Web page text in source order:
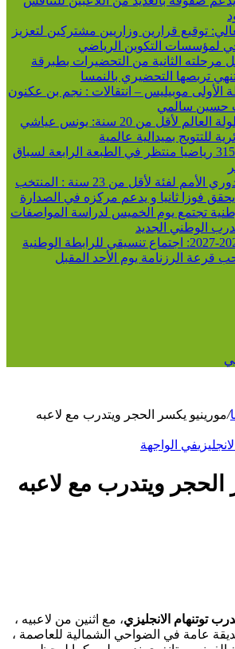
توقيع قرارين وزاريين مشتركين لتعزيز
لمؤسسات التكوين الرياضي
مرحلته الثانية من التحضيرات بطبرقة
تربصها التحضيري بالنمسا
الأولى موبيليس – انتقالات : نجم بن عكنون
حسين سالمي
ألعاب القوى / بطولة العالم لأقل من 20 سنة: يونس عياشي
للتتويج بميدالية عالمية
سباحة: أكثر من 315 رياضيا منتظر في الطبعة الرابعة لسباق
كرة السلة 3 3 / دوري الأمم لفئة لأقل من 23 سنة : المنتخب
فوزا ثانيا و يدعم مركزه في الصدارة
تجتمع يوم الخميس لدراسة المواصفات
الوطني الجديد
الرابطة الثانية 2026-2027: اجتماع تنسيقي للرابطة الوطنية
قرعة الرزنامة يوم الأحد المقبل
/مورينيو يكسر الحجر ويتدرب مع لاعبه
في الواجهة
الحجر ويتدرب مع لاعبه
توتنهام الانجليزي، مع اثنين من لاعبيه ،
عامة في الضواحي الشمالية للعاصمة ،